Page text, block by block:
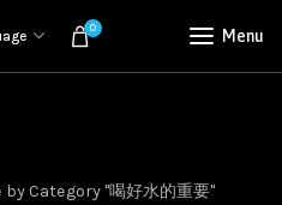
0 Menu
by Category "喝好水的重要"